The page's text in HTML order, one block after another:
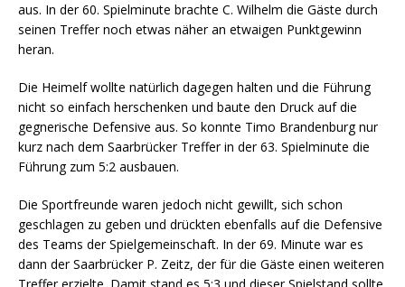
aus. In der 60. Spielminute brachte C. Wilhelm die Gäste durch
seinen Treffer noch etwas näher an etwaigen Punktgewinn
heran.
Die Heimelf wollte natürlich dagegen halten und die Führung
nicht so einfach herschenken und baute den Druck auf die
gegnerische Defensive aus. So konnte Timo Brandenburg nur
kurz nach dem Saarbrücker Treffer in der 63. Spielminute die
Führung zum 5:2 ausbauen.
Die Sportfreunde waren jedoch nicht gewillt, sich schon
geschlagen zu geben und drückten ebenfalls auf die Defensive
des Teams der Spielgemeinschaft. In der 69. Minute war es
dann der Saarbrücker P. Zeitz, der für die Gäste einen weiteren
Treffer erzielte. Damit stand es 5:3 und dieser Spielstand sollte